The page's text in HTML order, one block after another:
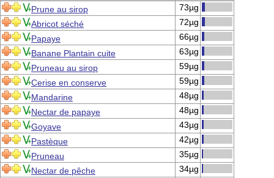
Prune au sirop
73µg
Abricot séché
72µg
Papaye
66µg
Banane Plantain cuite
63µg
Pruneau au sirop
59µg
Cerise en conserve
59µg
Mandarine
48µg
Nectar de papaye
48µg
Goyave
43µg
Pastèque
42µg
Pruneau
35µg
Nectar de pêche
34µg